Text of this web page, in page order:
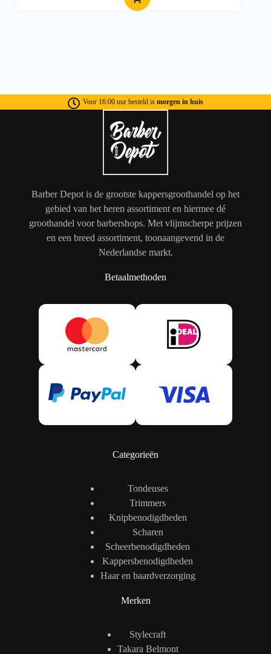
Voor 16:00 uur besteld is morgen in huis
Barber Depot is de grootste kappersgroothandel op het
gebied van het heren assortiment en hiermee dé
groothandel voor barbershops. Met vlijmscherpe prijzen
en een breed assortiment, toonaangevend in de
Nederlandse markt.
Betaalmethoden
Categorieën
Tondeuses
Trimmers
Knipbenodigdheden
Scharen
Scheerbenodigdheden
Kappersbenodigdheden
Haar en baardverzorging
Merken
Stylecraft
Takara Belmont